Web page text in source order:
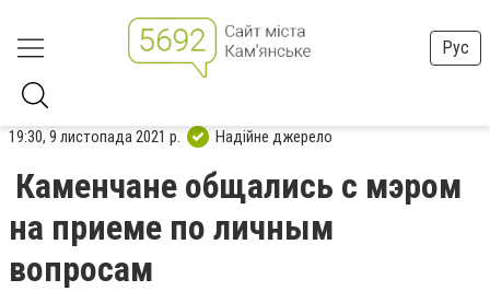
Рус
19:30, 9 листопада 2021 р. Надійне джерело
Каменчане общались с мэром
на приеме по личным
вопросам